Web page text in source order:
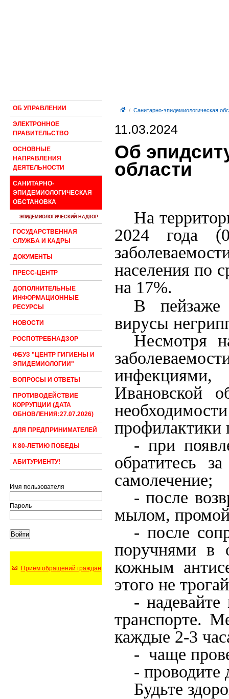
ОБ УПРАВЛЕНИИ
ЭЛЕКТРОННОЕ
ПРАВИТЕЛЬСТВО
ОСНОВНЫЕ
НАПРАВЛЕНИЯ
ДЕЯТЕЛЬНОСТИ
САНИТАРНО-
ЭПИДЕМИОЛОГИЧЕСКАЯ
ОБСТАНОВКА
ЭПИДЕМИОЛОГИЧЕСКИЙ НАДЗОР
ГОСУДАРСТВЕННАЯ
СЛУЖБА И КАДРЫ
ДОКУМЕНТЫ
ПРЕСС-ЦЕНТР
ДОПОЛНИТЕЛЬНЫЕ
ИНФОРМАЦИОННЫЕ
РЕСУРСЫ
НОВОСТИ
РОСПОТРЕБНАДЗОР
ФБУЗ "ЦЕНТР ГИГИЕНЫ И
ЭПИДЕМИОЛОГИИ"
ВОПРОСЫ И ОТВЕТЫ
ПРОТИВОДЕЙСТВИЕ
КОРРУПЦИИ (ДАТА
ОБНОВЛЕНИЯ:27.07.2026)
ДЛЯ ПРЕДПРИНИМАТЕЛЕЙ
К 80-ЛЕТИЮ ПОБЕДЫ
АБИТУРИЕНТУ!
Имя пользователя
Пароль
Приём обращений граждан
/ Санитарно-эпидемиологическая
11.03.2024
Об
области
На
2024 года
населения по
на 17%.
В пейзаже
вирусы
Несмотря
Ивановской
- при
обратитесь
самолечение;
- после
мылом,
- после
поручнями в
кожным
этого не
-
транспорте.
каждые 2-3
- чаще
- проводите
Будьте